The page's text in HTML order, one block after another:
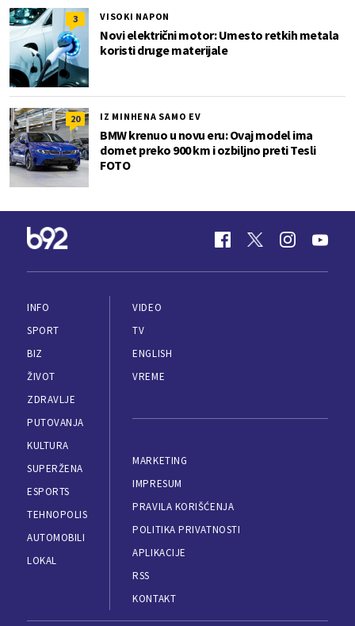
3 VISOKI NAPON
Novi električni motor: Umesto retkih metala
koristi druge materijale
20 IZ MINHENA SAMO EV
BMW krenuo u novu eru: Ovaj model ima
domet preko 900 km i ozbiljno preti Tesli
FOTO
INFO
SPORT
BIZ
ŽIVOT
ZDRAVLJE
PUTOVANJA
KULTURA
SUPERŽENA
ESPORTS
TEHNOPOLIS
AUTOMOBILI
LOKAL
VIDEO
TV
ENGLISH
VREME
MARKETING
IMPRESUM
PRAVILA KORIŠĆENJA
POLITIKA PRIVATNOSTI
APLIKACIJE
RSS
KONTAKT